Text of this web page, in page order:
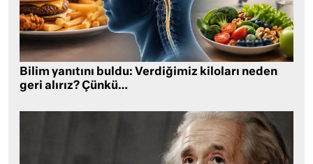
Bilim yanıtını buldu: Verdiğimiz kiloları neden
geri alırız? Çünkü…